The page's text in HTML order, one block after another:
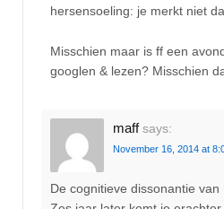
hersensoeling: je merkt niet
Misschien maar is ff een
googlen & lezen? Misschien
maff says:
November 16, 2014 at
De cognitieve dissonantie